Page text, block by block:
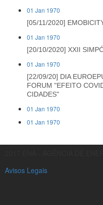
01 Jan 1970
[05/11/2020]
01 Jan 1970
[20/10/2020] XXII
01 Jan 1970
[22/09/20] DIA
FORUM "EFEITO
CIDADES"
01 Jan 1970
01 Jan 1970
Avisos Legais